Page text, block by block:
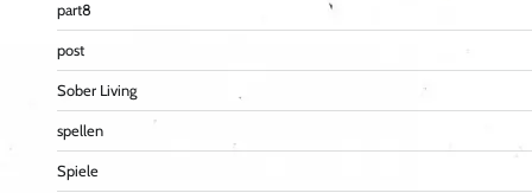
part8
post
Sober Living
spellen
Spiele